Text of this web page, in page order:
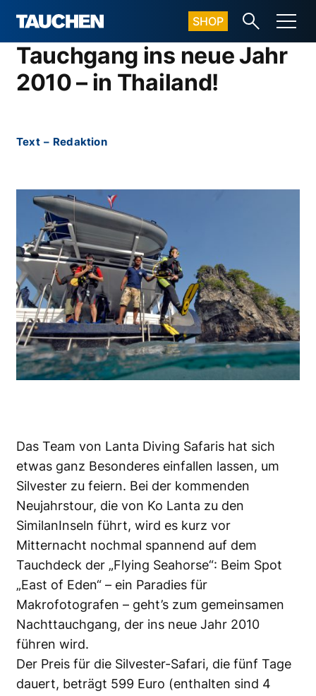
SHOP
Tauchgang ins neue Jahr
2010 – in Thailand!
Text – Redaktion
Das Team von Lanta Diving Safaris hat sich
etwas ganz Besonderes einfallen lassen, um
Silvester zu feiern. Bei der kommenden
Neujahrstour, die von Ko Lanta zu den
SimilanInseln führt, wird es kurz vor
Mitternacht nochmal spannend auf dem
Tauchdeck der „Flying Seahorse“: Beim Spot
„East of Eden“ – ein Paradies für
Makrofotografen – geht’s zum gemeinsamen
Nachttauchgang, der ins neue Jahr 2010
führen wird.
Der Preis für die Silvester-Safari, die fünf Tage
dauert, beträgt 599 Euro (enthalten sind 4